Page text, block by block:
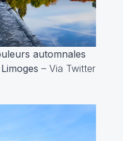
automnales
– Via Twitter